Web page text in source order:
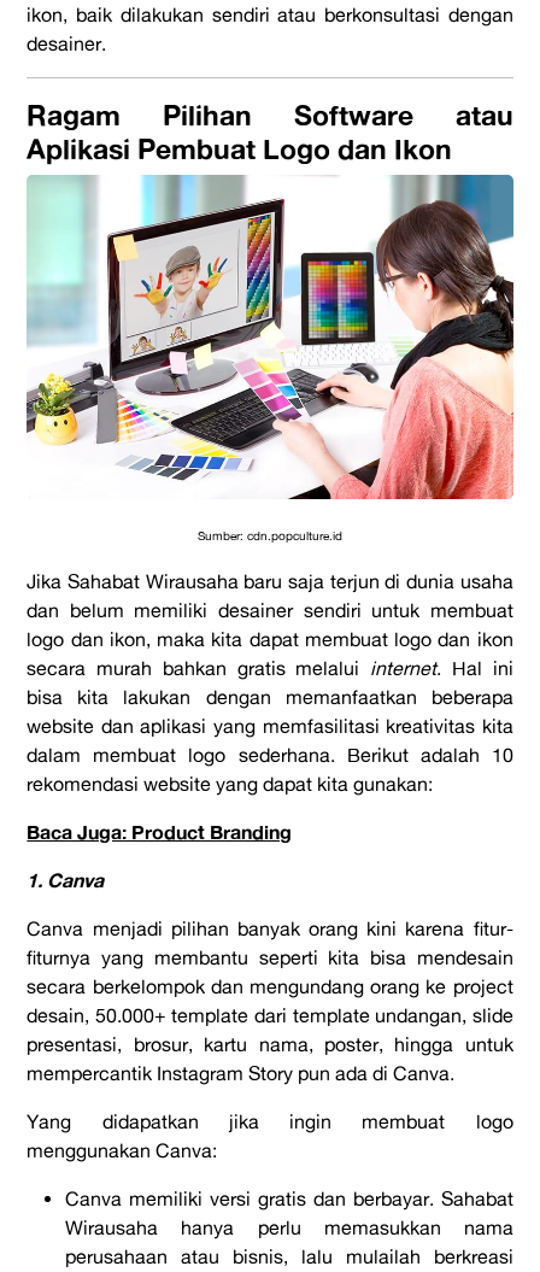
ikon, baik dilakukan sendiri atau berkonsultasi dengan
desainer.
Ragam Pilihan Software atau
Aplikasi Pembuat Logo dan Ikon
Sumber: cdn.popculture.id
Jika Sahabat Wirausaha baru saja terjun di dunia usaha
dan belum memiliki desainer sendiri untuk membuat
logo dan ikon, maka kita dapat membuat logo dan ikon
secara murah bahkan gratis melalui internet. Hal ini
bisa kita lakukan dengan memanfaatkan beberapa
website dan aplikasi yang memfasilitasi kreativitas kita
dalam membuat logo sederhana. Berikut adalah 10
rekomendasi website yang dapat kita gunakan:
Baca Juga: Product Branding
1. Canva
Canva menjadi pilihan banyak orang kini karena fitur-
fiturnya yang membantu seperti kita bisa mendesain
secara berkelompok dan mengundang orang ke project
desain, 50.000+ template dari template undangan, slide
presentasi, brosur, kartu nama, poster, hingga untuk
mempercantik Instagram Story pun ada di Canva.
Yang didapatkan jika ingin membuat logo
menggunakan Canva:
Canva memiliki versi gratis dan berbayar. Sahabat
Wirausaha hanya perlu memasukkan nama
perusahaan atau bisnis, lalu mulailah berkreasi